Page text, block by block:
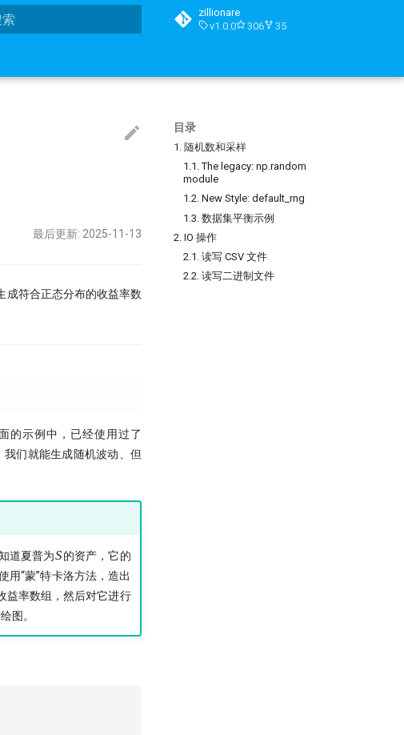
zillionare
v1.0.0
306 35
目录
1. 随机数和采样
1.1. The legacy: np.random
module
1.2. New Style: default_rng
1.3. 数据集平衡示例
2. IO 操作
2.1. 读写 CSV 文件
2.2. 读写二进制文件
最后更新: 2025-11-13
成符合正态分布的收益率数
的示例中，已经使用过了
们就能生成随机波动、但
道夏普为S
S的资产，它的
“蒙”特卡洛方法，造出
益率数组，然后对它进行
图。